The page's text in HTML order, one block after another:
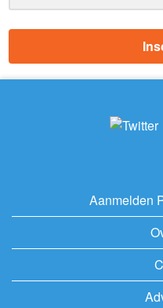
Aanmelden